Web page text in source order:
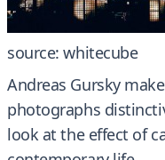
source: whitecube
Andreas Gursky
photographs
look at the effect of